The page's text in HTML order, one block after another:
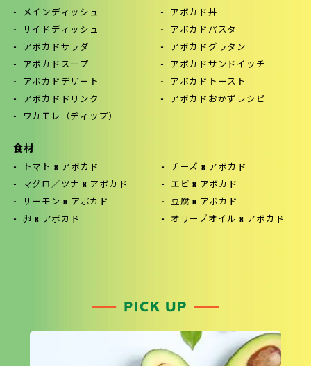
メインディッシュ
サイドディッシュ
アボカドサラダ
アボカドスープ
アボカドデザート
アボカドドリンク
ワカモレ（ディップ）
アボカド丼
アボカドパスタ
アボカドグラタン
アボカドサンドイッチ
アボカドトースト
アボカドおかずレシピ
食材
トマト x アボカド チーズ x アボカド
マグロ／ツナ x アボカド エビ x アボカド
サーモン x アボカド 豆腐 x アボカド
卵 x アボカド オリーブオイル x アボカド